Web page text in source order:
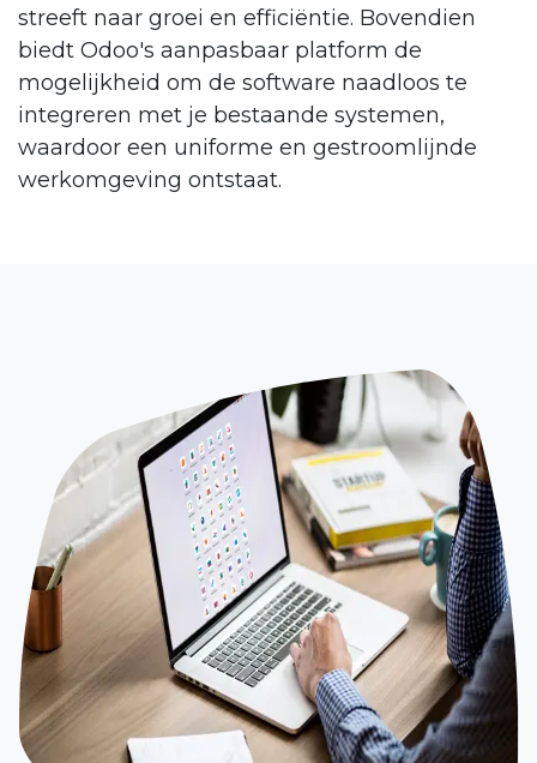
streeft naar groei en efficiëntie. Bovendien
biedt Odoo's aanpasbaar platform de
mogelijkheid om de software naadloos te
integreren met je bestaande systemen,
waardoor een uniforme en gestroomlijnde
werkomgeving ontstaat.